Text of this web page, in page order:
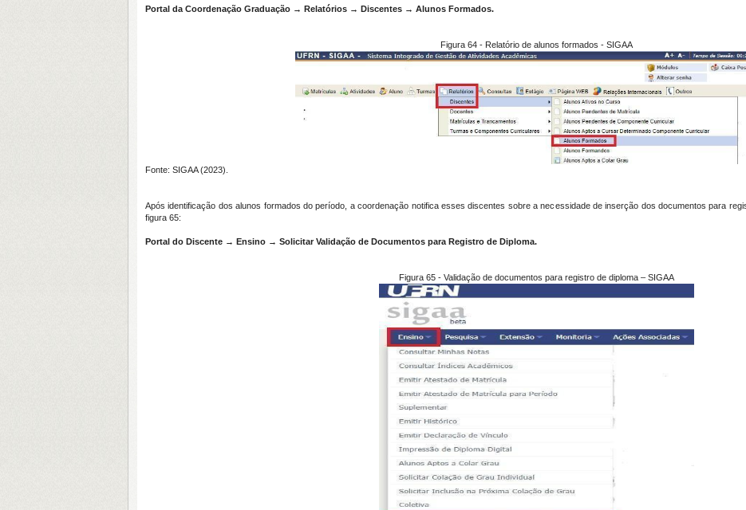
Portal da Coordenação Graduação → Relatórios → Discentes → Alunos Formados.
Figura 64 - Relatório de alunos formados - SIGAA
Fonte: SIGAA (2023).
Após identificação dos alunos formados do período, a coordenação notifica esses discentes sobre a necessidade de inserção dos documentos para
figura 65:
Portal do Discente → Ensino → Solicitar Validação de Documentos para Registro de Diploma.
Figura 65 - Validação de documentos para registro de diploma – SIGAA